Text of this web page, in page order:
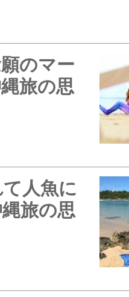
のマー
旅の思
人魚に
旅の思